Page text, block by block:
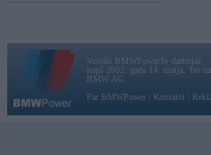
Vortāls BMWPower.lv darbojas
kopš 2002. gada 14. maija. Tas
BMW AG.
Par BMWPower
Kontakti